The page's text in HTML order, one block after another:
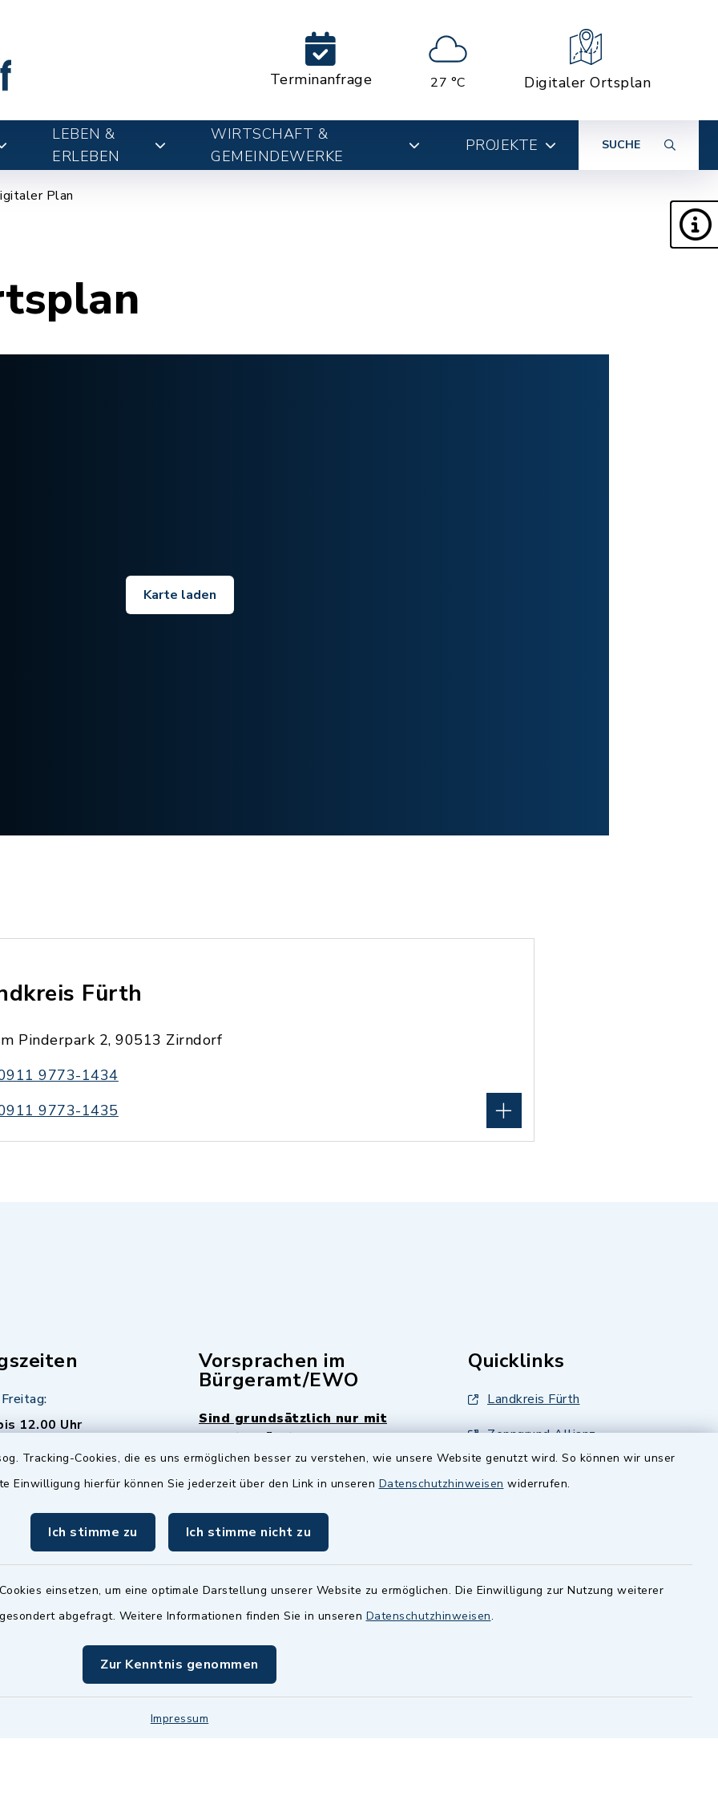
Tracking-Cookies, die es uns ermöglichen besser zu verstehen, wie unsere Website genutzt wird. So können wir unser
Einwilligung hierfür können Sie jederzeit über den Link in unseren Datenschutzhinweisen widerrufen.
Ich stimme zu Ich stimme nicht zu
einsetzen, um eine optimale Darstellung unserer Website zu ermöglichen. Die Einwilligung zur Nutzung weiterer
abgefragt. Weitere Informationen finden Sie in unseren Datenschutzhinweisen.
Zur Kenntnis genommen
Impressum
Terminanfrage 27 °C Digitaler Ortsplan
LEBEN &
ERLEBEN
WIRTSCHAFT &
GEMEINDEWERKE
PROJEKTE SUCHE
Plan
Karte laden
Fürth
Pinderpark 2, 90513 Zirndorf
9773-1434
9773-1435
12.00 Uhr
Uhr - allerdings
Termine sind
fragen Sie den
Sachbearbeiter)
Vorsprachen im
Bürgeramt/EWO
Sind grundsätzlich nur mit
Termin möglich.
Das Bürgeramt/EWO/Standesamt
istMittwochs geschlossen.
Quicklinks
Landkreis Fürth
Zenngrund Allianz
Dillenberggruppe